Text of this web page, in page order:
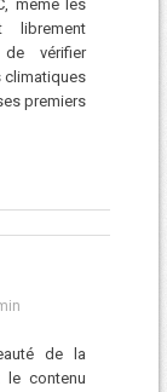
même les
librement
vérifier
climatiques
premiers
de la
le contenu